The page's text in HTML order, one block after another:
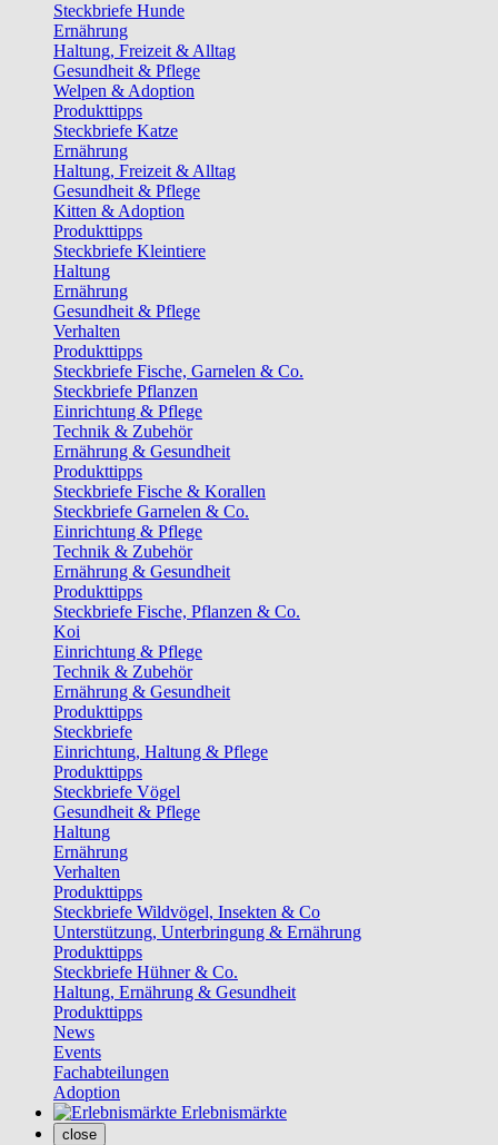
Steckbriefe Hunde
Ernährung
Haltung, Freizeit & Alltag
Gesundheit & Pflege
Welpen & Adoption
Produkttipps
Steckbriefe Katze
Ernährung
Haltung, Freizeit & Alltag
Gesundheit & Pflege
Kitten & Adoption
Produkttipps
Steckbriefe Kleintiere
Haltung
Ernährung
Gesundheit & Pflege
Verhalten
Produkttipps
Steckbriefe Fische, Garnelen & Co.
Steckbriefe Pflanzen
Einrichtung & Pflege
Technik & Zubehör
Ernährung & Gesundheit
Produkttipps
Steckbriefe Fische & Korallen
Steckbriefe Garnelen & Co.
Einrichtung & Pflege
Technik & Zubehör
Ernährung & Gesundheit
Produkttipps
Steckbriefe Fische, Pflanzen & Co.
Koi
Einrichtung & Pflege
Technik & Zubehör
Ernährung & Gesundheit
Produkttipps
Steckbriefe
Einrichtung, Haltung & Pflege
Produkttipps
Steckbriefe Vögel
Gesundheit & Pflege
Haltung
Ernährung
Verhalten
Produkttipps
Steckbriefe Wildvögel, Insekten & Co
Unterstützung, Unterbringung & Ernährung
Produkttipps
Steckbriefe Hühner & Co.
Haltung, Ernährung & Gesundheit
Produkttipps
News
Events
Fachabteilungen
Adoption
Erlebnismärkte
close